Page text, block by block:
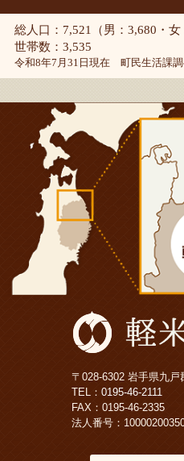
総人口：7,521（男：3,680・女
世帯数：3,535
令和8年7月31日現在 町民生活課
〒028-6302 岩手県九
TEL： 0195-46-2111
FAX：0195-46-2335
法人番号：